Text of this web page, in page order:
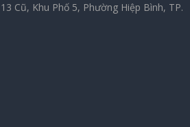
Cũ, Khu Phố 5, Phường Hiệp Bình, TP.